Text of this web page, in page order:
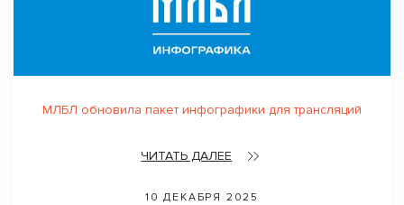
МЛБЛ обновила пакет инфографики для трансляций
ЧИТАТЬ ДАЛЕЕ
10 ДЕКАБРЯ 2025